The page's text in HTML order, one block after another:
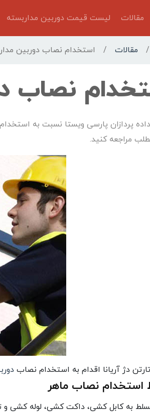
مقالات لیست قیمت دوربین مداربسته
/ مقالات / استخدام نصاب دوربین
نصاب
پردازان پارسی ویستا نسبت به
مراجعه کنید.
دژ آریانا اقدام به استخدام نصاب
استخدام نصاب ماهر
به کابل کشی، داکت کشی، لوله کشی